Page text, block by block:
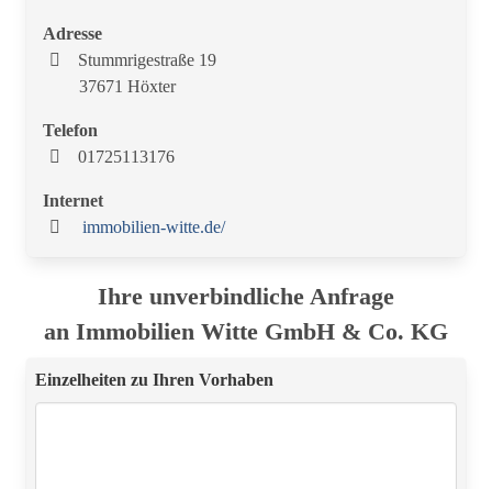
Adresse
Stummrigestraße 19
37671 Höxter
Telefon
01725113176
Internet
immobilien-witte.de/
Ihre unverbindliche Anfrage
an Immobilien Witte GmbH & Co. KG
Einzelheiten zu Ihren Vorhaben